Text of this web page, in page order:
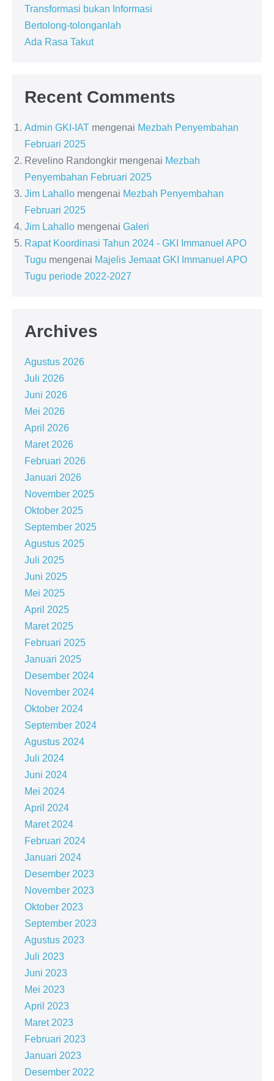
Transformasi bukan Informasi
Bertolong-tolonganlah
Ada Rasa Takut
Recent Comments
Admin GKI-IAT mengenai Mezbah Penyembahan
Februari 2025
Revelino Randongkir mengenai Mezbah
Penyembahan Februari 2025
Jim Lahallo mengenai Mezbah Penyembahan
Februari 2025
Jim Lahallo mengenai Galeri
Rapat Koordinasi Tahun 2024 - GKI Immanuel APO
Tugu mengenai Majelis Jemaat GKI Immanuel APO
Tugu periode 2022-2027
Archives
Agustus 2026
Juli 2026
Juni 2026
Mei 2026
April 2026
Maret 2026
Februari 2026
Januari 2026
November 2025
Oktober 2025
September 2025
Agustus 2025
Juli 2025
Juni 2025
Mei 2025
April 2025
Maret 2025
Februari 2025
Januari 2025
Desember 2024
November 2024
Oktober 2024
September 2024
Agustus 2024
Juli 2024
Juni 2024
Mei 2024
April 2024
Maret 2024
Februari 2024
Januari 2024
Desember 2023
November 2023
Oktober 2023
September 2023
Agustus 2023
Juli 2023
Juni 2023
Mei 2023
April 2023
Maret 2023
Februari 2023
Januari 2023
Desember 2022